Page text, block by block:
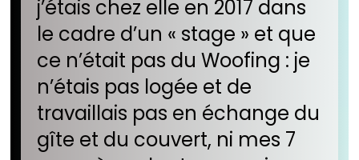
j’étais chez elle en 2017 dans
le cadre d’un « stage » et que
ce n’était pas du Woofing : je
n’étais pas logée et de
travaillais pas en échange du
gîte et du couvert, ni mes 7